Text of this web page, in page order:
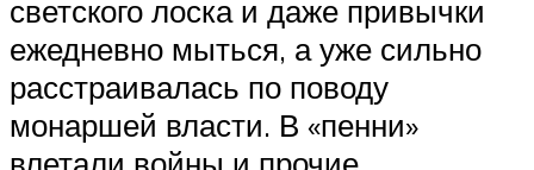
светского лоска и даже привычки
ежедневно мыться, а уже сильно
расстраивалась по поводу
монаршей власти. В «пенни»